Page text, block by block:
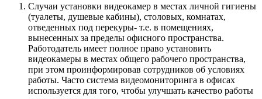
Случаи установки видеокамер в местах личной гигиены
(туалеты, душевые кабины), столовых, комнатах,
отведенных под перекуры- т.е. в помещениях,
вынесенных за пределы офисного пространства.
Работодатель имеет полное право установить
видеокамеры в местах общего рабочего пространства,
при этом проинформировав сотрудников об условиях
работы. Часто система видеомониторинга в офисах
используется для того, чтобы улучшать качество работы